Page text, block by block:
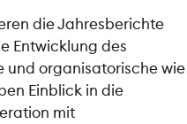
die Jahresberichte
Entwicklung des
und organisatorische wie
Einblick in die
mit